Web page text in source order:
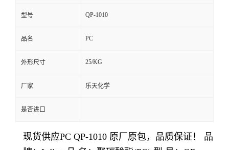
言
型号 QP-1010
品名 PC
外形尺寸 25/KG
厂家 乐天化学
是否进口
现货供应PC QP-1010 原厂原包，品质保证！ 品